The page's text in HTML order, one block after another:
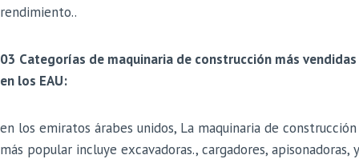
rendimiento..
03 Categorías de maquinaria de construcción más vendidas
en los EAU:
en los emiratos árabes unidos, La maquinaria de construcción
más popular incluye excavadoras., cargadores, apisonadoras, y